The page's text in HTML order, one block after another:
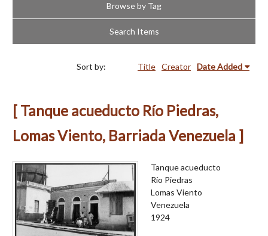
Browse by Tag
Search Items
Sort by: Title Creator Date Added
[ Tanque acueducto Río Piedras,
Lomas Viento, Barriada Venezuela ]
Tanque acueducto
Río Piedras
Lomas Viento
Venezuela
1924